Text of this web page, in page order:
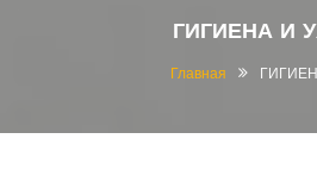
ГИГИЕНА И
Главная